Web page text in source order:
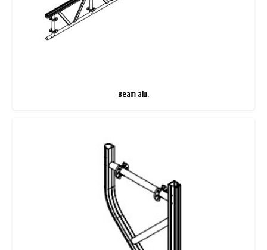
Beam alu.